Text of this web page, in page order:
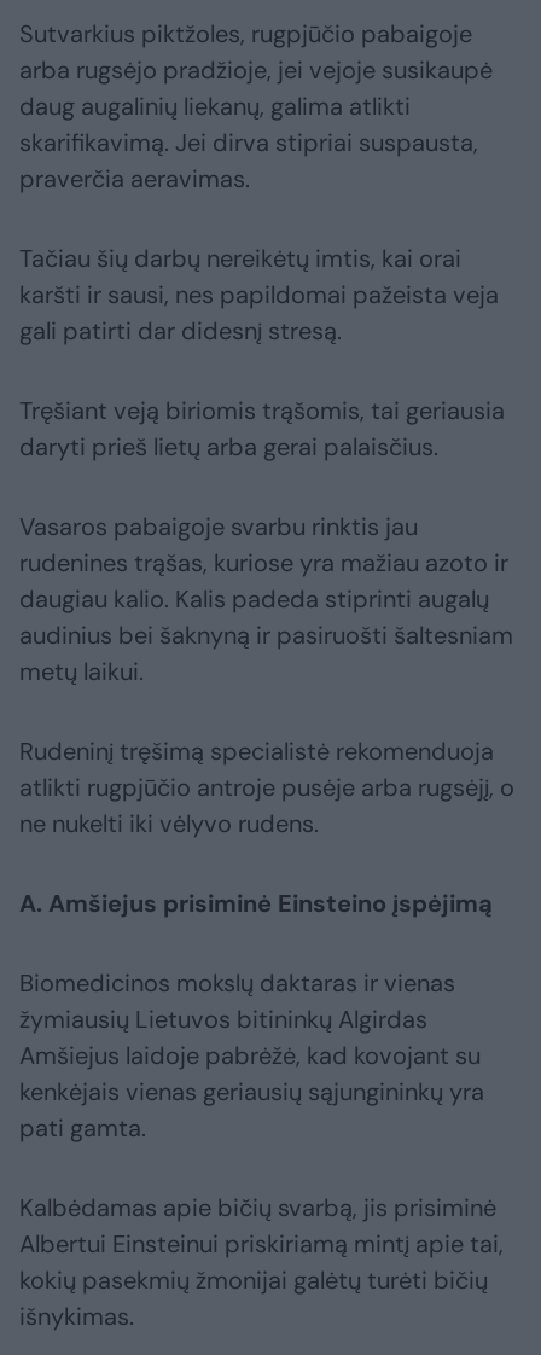
Sutvarkius piktžoles, rugpjūčio pabaigoje
arba rugsėjo pradžioje, jei vejoje susikaupė
daug augalinių liekanų, galima atlikti
skarifikavimą. Jei dirva stipriai suspausta,
praverčia aeravimas.
Tačiau šių darbų nereikėtų imtis, kai orai
karšti ir sausi, nes papildomai pažeista veja
gali patirti dar didesnį stresą.
Tręšiant veją biriomis trąšomis, tai geriausia
daryti prieš lietų arba gerai palaisčius.
Vasaros pabaigoje svarbu rinktis jau
rudenines trąšas, kuriose yra mažiau azoto ir
daugiau kalio. Kalis padeda stiprinti augalų
audinius bei šaknyną ir pasiruošti šaltesniam
metų laikui.
Rudeninį tręšimą specialistė rekomenduoja
atlikti rugpjūčio antroje pusėje arba rugsėjį, o
ne nukelti iki vėlyvo rudens.
A. Amšiejus prisiminė Einsteino įspėjimą
Biomedicinos mokslų daktaras ir vienas
žymiausių Lietuvos bitininkų Algirdas
Amšiejus laidoje pabrėžė, kad kovojant su
kenkėjais vienas geriausių sąjungininkų yra
pati gamta.
Kalbėdamas apie bičių svarbą, jis prisiminė
Albertui Einsteinui priskiriamą mintį apie tai,
kokių pasekmių žmonijai galėtų turėti bičių
išnykimas.